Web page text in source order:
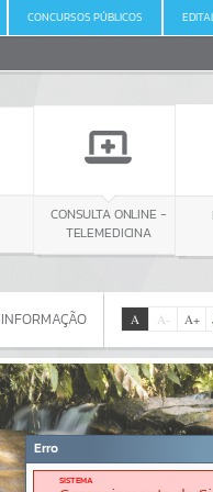
CONCURSOS PÚBLICOS
ONLINE -
DEFESA CIVIL
A A- A+
Erro
SISTEMA